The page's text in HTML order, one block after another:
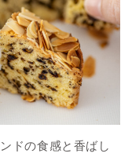
ドの食感と香ばし